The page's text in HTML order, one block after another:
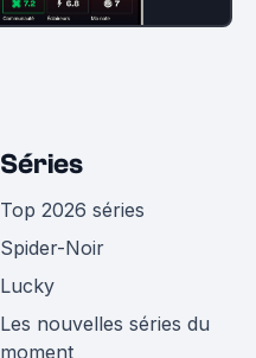
Séries
Top 2026 séries
Spider-Noir
Lucky
Les nouvelles séries du
moment